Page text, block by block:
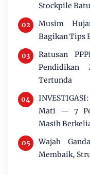
Stockpile
Musim
Bagikan Tips
Ratusan
Tertunda
Mati — 7
Masih
Wajah
Membaik,